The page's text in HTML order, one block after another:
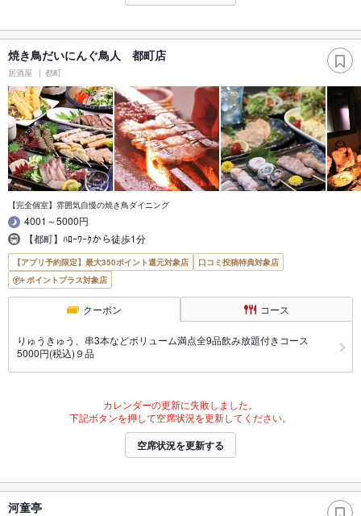
焼き鳥だいにんぐ鳥人 都町店
居酒屋 都町
【完全個室】雰囲気自慢の焼き鳥ダイニング
4001～5000円
【都町】ﾊﾛｰﾜｰｸから徒歩1分
【アプリ予約限定】最大350ポイント還元対象店
口コミ投稿特典対象店
ポイントプラス対象店
クーポン コース
りゅうきゅう、串3本などボリューム満点全9品飲み放題付きコース
5000円(税込)９品
カレンダーの更新に失敗しました。
下記ボタンを押して空席状況を更新してください。
空席状況を更新する
河童亭